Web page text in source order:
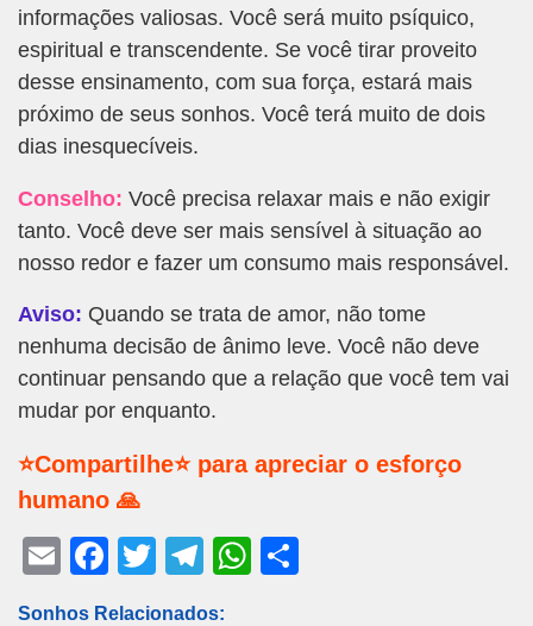
informações valiosas. Você será muito psíquico,
espiritual e transcendente. Se você tirar proveito
desse ensinamento, com sua força, estará mais
próximo de seus sonhos. Você terá muito de dois
dias inesquecíveis.
Conselho: Você precisa relaxar mais e não exigir
tanto. Você deve ser mais sensível à situação ao
nosso redor e fazer um consumo mais responsável.
Aviso: Quando se trata de amor, não tome
nenhuma decisão de ânimo leve. Você não deve
continuar pensando que a relação que você tem vai
mudar por enquanto.
⭐Compartilhe⭐ para apreciar o esforço
humano 🙏
E
F
T
T
W
Sonhos Relacionados: